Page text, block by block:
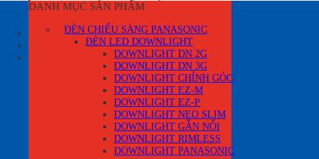
Đăng nhập
Chưa có sản phẩm trong giỏ hàng.
DANH MỤC SẢN PHẨM
ĐÈN CHIẾU SÁNG PANASONIC
ĐÈN LED DOWNLIGHT
DOWNLIGHT DN 2G
DOWNLIGHT DN 3G
DOWNLIGHT CHỈNH GÓC
DOWNLIGHT EZ-M
DOWNLIGHT EZ-P
DOWNLIGHT NEO SLIM
DOWNLIGHT GẮN NỔI
DOWNLIGHT RIMLESS
DOWNLIGHT PANASONIC